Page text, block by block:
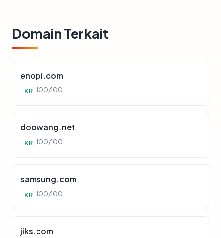
Domain Terkait
enopi.com
KR 100/100
doowang.net
KR 100/100
samsung.com
KR 100/100
jiks.com